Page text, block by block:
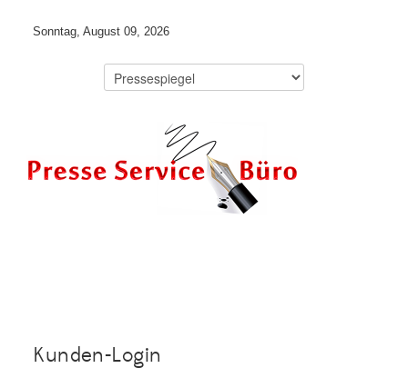
Sonntag, August 09, 2026
Kunden-Login